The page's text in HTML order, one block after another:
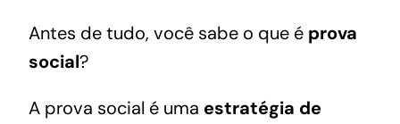
Antes de tudo, você sabe o que é prova
social?
A prova social é uma estratégia de